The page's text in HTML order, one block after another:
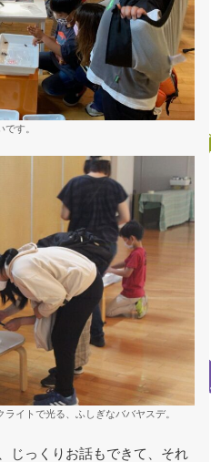
す。
イトで光る、ふしぎなババヤスデ。
じっくりお話もできて、それ